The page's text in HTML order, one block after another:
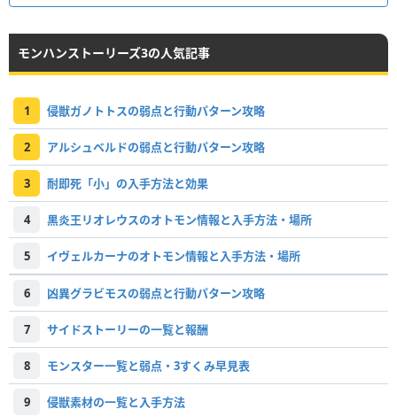
モンハンストーリーズ3の人気記事
1 侵獣ガノトトスの弱点と行動パターン攻略
2 アルシュベルドの弱点と行動パターン攻略
3 耐即死「小」の入手方法と効果
4 黒炎王リオレウスのオトモン情報と入手方法・場所
5 イヴェルカーナのオトモン情報と入手方法・場所
6 凶異グラビモスの弱点と行動パターン攻略
7 サイドストーリーの一覧と報酬
8 モンスター一覧と弱点・3すくみ早見表
9 侵獣素材の一覧と入手方法